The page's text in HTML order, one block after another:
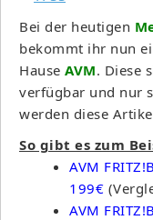
Bei der heutigen
bekommt ihr nun
Hause AVM. Diese
verfügbar und nur
werden diese
So gibt es zum
AVM
199€
AVM